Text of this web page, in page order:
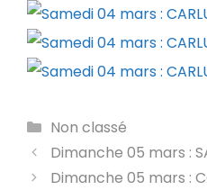
Catégories
Non classé
Dimanche 05 mars :
Dimanche 05 mars :